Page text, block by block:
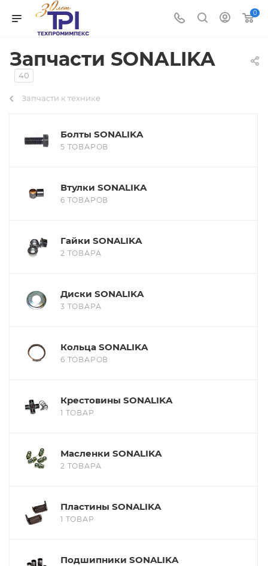
0
Запчасти SONALIKA
40
Запчасти к технике
Болты SONALIKA
5 ТОВАРОВ
Втулки SONALIKA
6 ТОВАРОВ
Гайки SONALIKA
2 ТОВАРА
Диски SONALIKA
3 ТОВАРА
Кольца SONALIKA
6 ТОВАРОВ
Крестовины SONALIKA
1 ТОВАР
Масленки SONALIKA
2 ТОВАРА
Пластины SONALIKA
1 ТОВАР
Подшипники SONALIKA